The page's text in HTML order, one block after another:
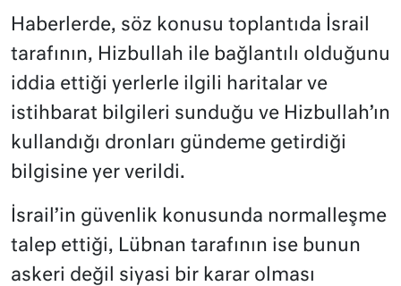
Haberlerde, söz konusu toplantıda İsrail
tarafının, Hizbullah ile bağlantılı olduğunu
iddia ettiği yerlerle ilgili haritalar ve
istihbarat bilgileri sunduğu ve Hizbullah’ın
kullandığı dronları gündeme getirdiği
bilgisine yer verildi.
İsrail’in güvenlik konusunda normalleşme
talep ettiği, Lübnan tarafının ise bunun
askeri değil siyasi bir karar olması